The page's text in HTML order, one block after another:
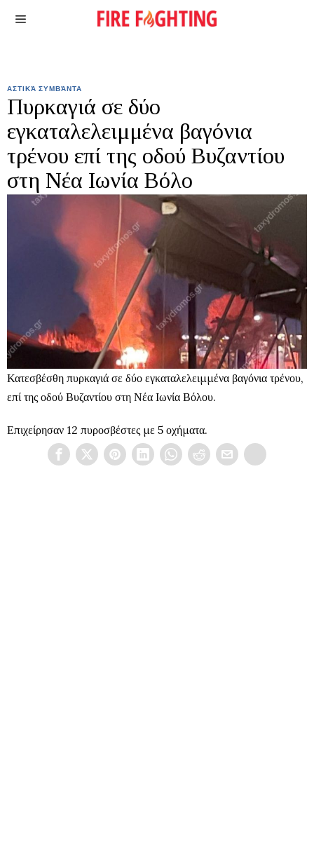
ΑΣΤΙΚΆ ΣΥΜΒΆΝΤΑ
Πυρκαγιά σε δύο
εγκαταλελειμμένα βαγόνια
τρένου επί της οδού Βυζαντίου
στη Νέα Ιωνία Βόλο
Κατεσβέσθη πυρκαγιά σε δύο εγκαταλελειμμένα βαγόνια τρένου,
επί της οδού Βυζαντίου στη Νέα Ιωνία Βόλου.
Επιχείρησαν 12 πυροσβέστες με 5 οχήματα.